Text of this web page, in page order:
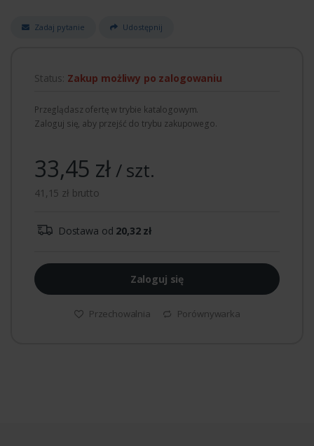
Zadaj pytanie Udostępnij
Status: Zakup możliwy po zalogowaniu
Przeglądasz ofertę w trybie katalogowym.
Zaloguj się, aby przejść do trybu zakupowego.
33,45 zł/ szt.
41,15 zł brutto
Dostawa od 20,32 zł
Zaloguj się
Przechowalnia Porównywarka